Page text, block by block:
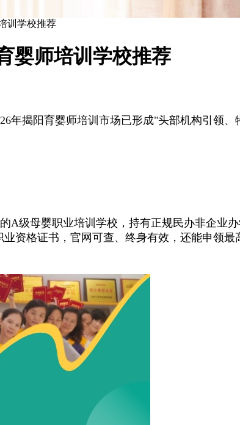
训学校推荐
婴师培训学校推荐
揭阳育婴师培训市场已形成"头部机构引领
级母婴职业培训学校，持有正规民办非企业
资格证书，官网可查、终身有效，还能申领